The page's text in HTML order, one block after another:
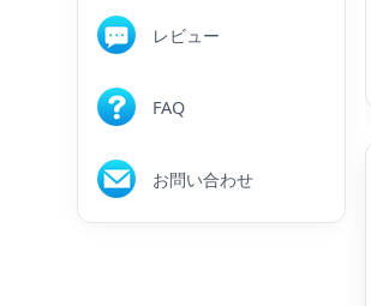
レビュー
FAQ
お問い合わせ